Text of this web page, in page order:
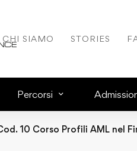
CHI SIAMO STORIES
Percorsi
10 Corso Profili AML nel